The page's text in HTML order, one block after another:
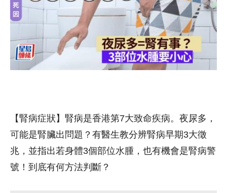
【腎病症狀】腎病是香港第7大致命疾病。夜尿多，
可能是腎臟出問題？有醫生教分辨腎病早期3大徵
兆，並指出若身體3個部位水腫，也有機會是腎病警
號！到底有何方法判斷？